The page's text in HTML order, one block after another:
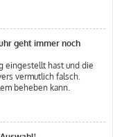
geht immer noch
eingestellt hast und die
vermutlich falsch.
beheben kann.